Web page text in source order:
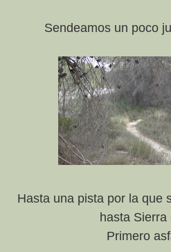
Sendeamos un poco
Hasta una pista por la que
hasta Sierra
Primero